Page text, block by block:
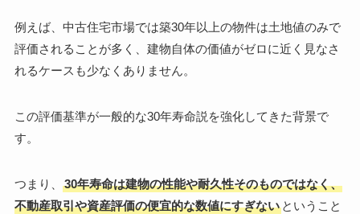
例えば、中古住宅市場では築30年以上の物件は土地値のみで
評価されることが多く、建物自体の価値がゼロに近く見なさ
れるケースも少なくありません。
この評価基準が一般的な30年寿命説を強化してきた背景で
す。
つまり、
30年寿命は建物の性能や耐久性そのものではなく、
不動産取引や資産評価の便宜的な数値にすぎないということ